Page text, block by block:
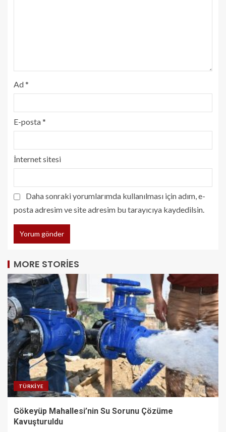
Ad*
E-posta*
İnternet sitesi
Daha sonraki yorumlarımda kullanılması için adım, e-
posta adresim ve site adresim bu tarayıcıya kaydedilsin.
MORE STORIES
TÜRKIYE
Gökeyüp Mahallesi’nin Su Sorunu Çözüme
Kavuşturuldu